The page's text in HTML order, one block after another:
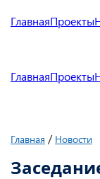
ГлавнаяПроекты
ГлавнаяПроекты
Главная / Новости